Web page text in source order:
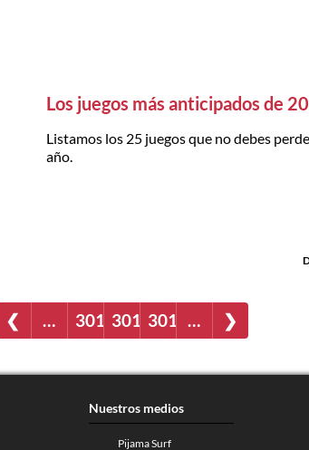
Los juegos más anticipados de
Listamos los 25 juegos que no debes
año.
❮ … 301230133014 … ❯
Nuestros medios
Pijama Surf